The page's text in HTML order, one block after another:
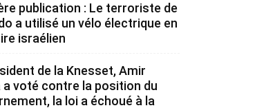
publication : Le terroriste de
a utilisé un vélo électrique en
israélien
de la Knesset, Amir
a voté contre la position du
la loi a échoué à la